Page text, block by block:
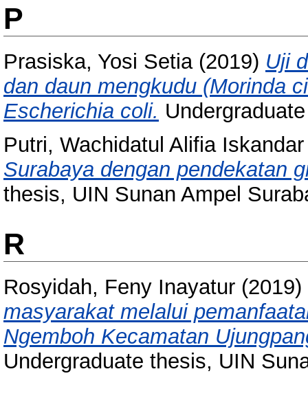
P
Prasiska, Yosi Setia(2019) Uji
dan daun mengkudu (Morinda
Escherichia coli.
Putri, Wachidatul Alifia Iskandar
Surabaya dengan pendekatan
thesis, UIN Sunan Ampel
R
Rosyidah, Feny Inayatur (2019)
masyarakat melalui
Ngemboh Kecamatan
Undergraduate thesis, UIN